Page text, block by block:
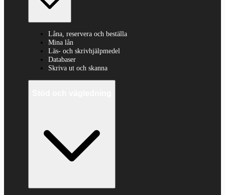
Låna, reservera och beställa
Mina lån
Läs- och skrivhjälpmedel
Databaser
Skriva ut och skanna